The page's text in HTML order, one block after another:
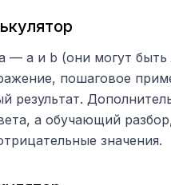
— a и b (они могут
пошаговое
результат.
а обучающий
значения.